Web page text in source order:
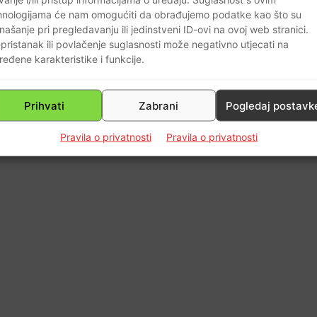
će nam omogućiti da obrađujemo podatke kao što su
pri pregledavanju ili jedinstveni ID-ovi na ovoj web stranici.
ili povlačenje suglasnosti može negativno utjecati na
karakteristike i funkcije.
Prihvati Zabrani Pogledaj
Pravila o privatnosti Pravila o privatnosti
0